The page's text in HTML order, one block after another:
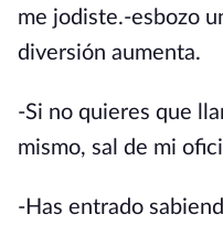
me jodiste.-esbozo
diversión aumenta.
-Si no quieres que
mismo, sal de mi
-Has entrado